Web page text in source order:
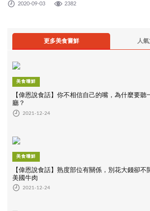
預告新加坡未來開發的最新景點，期盼疫情
2020-09-03 2382
更多美食嘗鮮 人
美食嚐鮮
【偉恩說食話】你不相信自己的嘴，為什麼要聽
廳？
2021-12-24
美食嚐鮮
【偉恩說食話】熟度部位有關係，別花大錢卻不
美國牛肉
2021-12-24